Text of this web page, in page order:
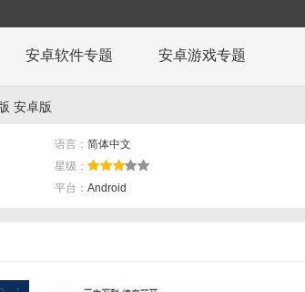
安卓软件专题 安卓游戏专题
安卓版
语言： 简体中文
星级：
平台： Android